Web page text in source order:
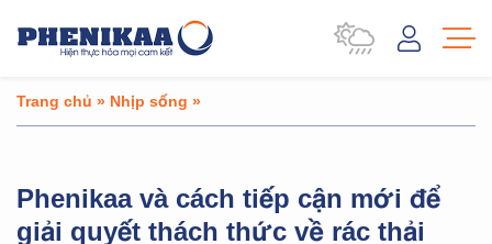
Trang chủ » Nhịp sống »
Phenikaa và cách tiếp cận mới để
giải quyết thách thức về rác thải